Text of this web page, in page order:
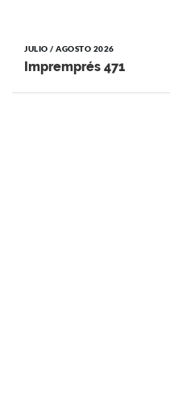
JULIO / AGOSTO 2026
Impremprés 471